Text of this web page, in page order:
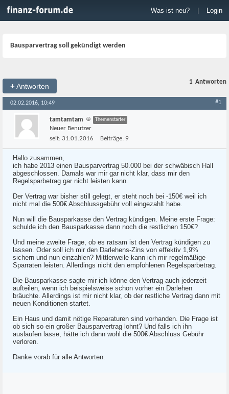
Was ist neu? Login
Bausparvertrag soll gekündigt werden
+Antworten
1 Antworten
02.02.2016, 10:49 #1
tamtamtam Themenstarter
Neuer Benutzer
seit: 31.01.2016 Beiträge: 9
Hallo zusammen,
ich habe 2013 einen Bausparvertrag 50.000 bei der schwäbisch Hall
abgeschlossen. Damals war mir gar nicht klar, dass mir den
Regelsparbetrag gar nicht leisten kann.
Der Vertrag war bisher still gelegt, er steht noch bei -150€ weil ich
nicht mal die 500€ Abschlussgebühr voll eingezahlt habe.
Nun will die Bausparkasse den Vertrag kündigen. Meine erste Frage:
schulde ich den Bausparkasse dann noch die restlichen 150€?
Und meine zweite Frage, ob es ratsam ist den Vertrag kündigen zu
lassen. Oder soll ich mir den Darlehens-Zins von effektiv 1,9%
sichern und nun einzahlen? Mittlerweile kann ich mir regelmäßige
Sparraten leisten. Allerdings nicht den empfohlenen Regelsparbetrag.
Die Bausparkasse sagte mir ich könne den Vertrag auch jederzeit
aufteilen, wenn ich beispielsweise schon vorher ein Darlehen
bräuchte. Allerdings ist mir nicht klar, ob der restliche Vertrag dann mit
neuen Konditionen startet.
Ein Haus und damit nötige Reparaturen sind vorhanden. Die Frage ist
ob sich so ein großer Bausparvertrag lohnt? Und falls ich ihn
auslaufen lasse, hätte ich dann wohl die 500€ Abschluss Gebühr
verloren.
Danke vorab für alle Antworten.